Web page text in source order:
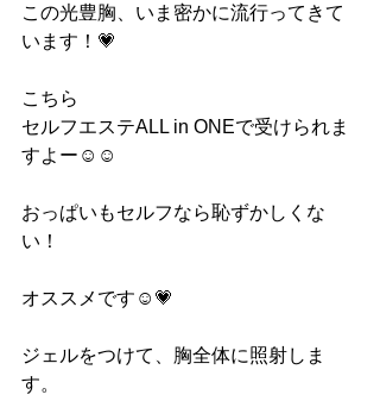
この光豊胸、いま密かに流行ってきて
います！💗
こちら
セルフエステALL in ONEで受けられま
すよー☺️☺️
おっぱいもセルフなら恥ずかしくな
い！
オススメです☺️💗
ジェルをつけて、胸全体に照射しま
す。